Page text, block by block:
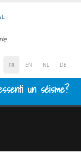
FR EN NL DE
un séisme?